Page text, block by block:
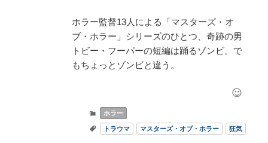
ホラー監督13人による「マスターズ・オ
ブ・ホラー」シリーズのひとつ、奇跡の男
トビー・フーパーの短編は踊るゾンビ。で
もちょっとゾンビと違う。
ホラー
トラウマ マスターズ・オブ・ホラー 狂気